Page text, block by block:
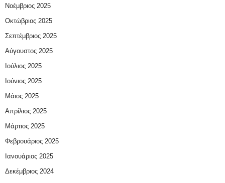
Νοέμβριος 2025
Οκτώβριος 2025
Σεπτέμβριος 2025
Αύγουστος 2025
Ιούλιος 2025
Ιούνιος 2025
Μάιος 2025
Απρίλιος 2025
Μάρτιος 2025
Φεβρουάριος 2025
Ιανουάριος 2025
Δεκέμβριος 2024